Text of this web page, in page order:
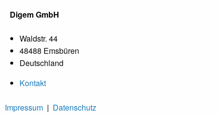
Digem GmbH
Waldstr. 44
48488 Emsbüren
Deutschland
Kontakt
Impressum | Datenschutz